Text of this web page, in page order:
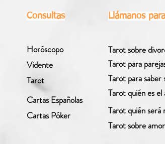
Consultas Llámanos
Horóscopo
Vidente
Tarot
Cartas Españolas
Cartas Póker
Tarot sobre
Tarot para
Tarot para saber
Tarot quién es
Tarot quién será
Tarot sobre